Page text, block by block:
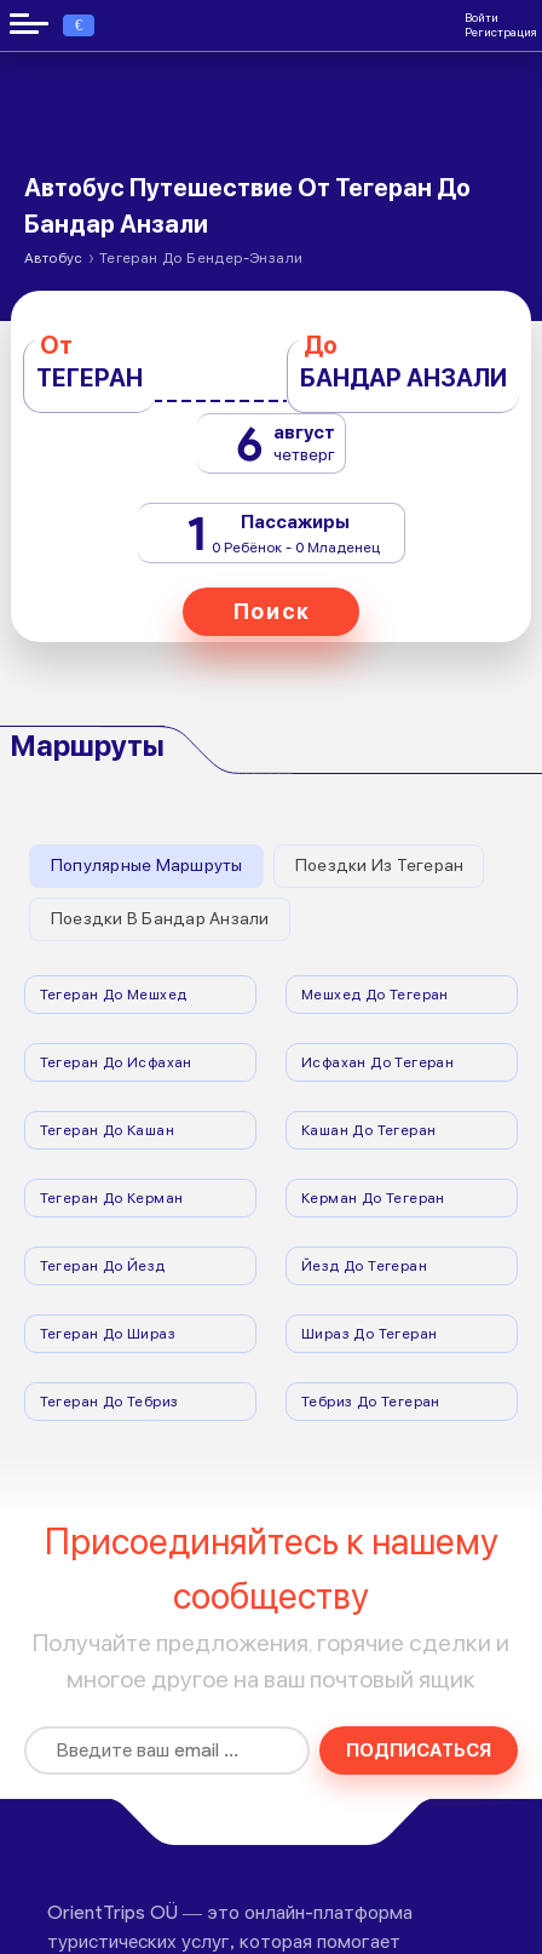
€
Войти
Регистрация
Автобус Путешествие От Тегеран До
Бандар Анзали
Автобус › Тегеран До Бендер-Энзали
От
ТЕГЕРАН
До
БАНДАР АНЗАЛИ
6 август
четверг
1 Пассажиры
0 Ребёнок - 0 Младенец
Поиск
Маршруты
Популярные Маршруты Поездки Из Тегеран
Поездки В Бандар Анзали
Тегеран До Мешхед Мешхед До Тегеран
Тегеран До Исфахан Исфахан До Тегеран
Тегеран До Кашан Кашан До Тегеран
Тегеран До Керман Керман До Тегеран
Тегеран До Йезд Йезд До Тегеран
Тегеран До Шираз Шираз До Тегеран
Тегеран До Тебриз Тебриз До Тегеран
Присоединяйтесь к нашему
сообществу
Получайте предложения, горячие сделки и
многое другое на ваш почтовый ящик
ПОДПИСАТЬСЯ
OrientTrips OÜ — это онлайн-платформа
туристических услуг, которая помогает